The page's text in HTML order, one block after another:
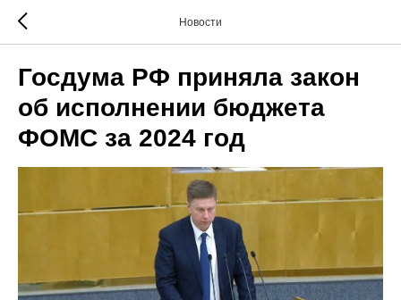
Новости
Госдума РФ приняла закон
об исполнении бюджета
ФОМС за 2024 год